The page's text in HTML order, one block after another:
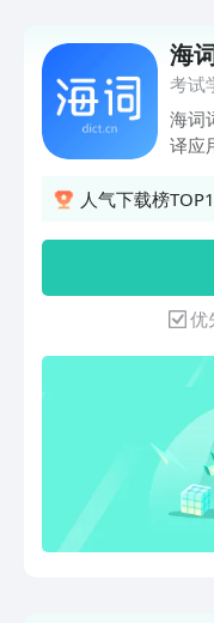
准确
典》
明，
典
准确
据你
词
提供
法说
合
辨
的
习难
辨
词
词巧
海
考试
海词
译应
千
舟
亮】
查词
助手
量
和考
类
求
语、
说
人气下载榜
优